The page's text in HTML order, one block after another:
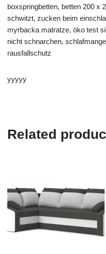
boxspringbetten, betten 200 x
schwitzt, zucken beim
myrbacka matratze, öko test
nicht schnarchen,
rausfallschutz
yyyyy
Related